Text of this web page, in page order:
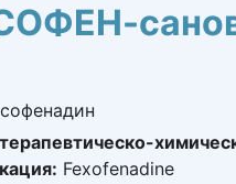
Fexofenadine